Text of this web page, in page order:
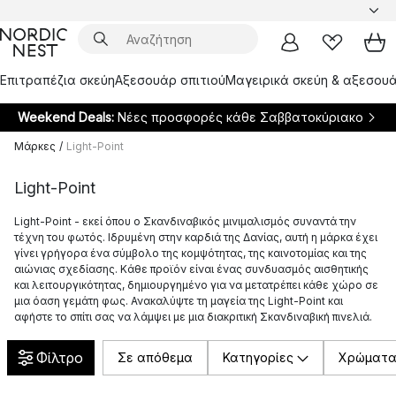
Επιτραπέζια σκεύηΑξεσουάρ σπιτιούΜαγειρικά σκεύη &
Weekend Deals: Νέες προσφορές κάθε Σαββατοκύριακο
Μάρκες / Light-Point
Light-Point
Light-Point - εκεί όπου ο Σκανδιναβικός μινιμαλισμός συναντά την
τέχνη του φωτός. Ιδρυμένη στην καρδιά της Δανίας, αυτή η μάρκα έχει
γίνει γρήγορα ένα σύμβολο της κομψότητας, της καινοτομίας και της
αιώνιας σχεδίασης. Κάθε προϊόν είναι ένας συνδυασμός αισθητικής
και λειτουργικότητας, δημιουργημένο για να μετατρέπει κάθε χώρο σε
μια όαση γεμάτη φως. Ανακαλύψτε τη μαγεία της Light-Point και
αφήστε το σπίτι σας να λάμψει με μια διακριτική Σκανδιναβική πινελιά.
Φίλτρο Σε απόθεμα Κατηγορίες Χρώματα